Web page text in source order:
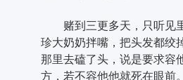
赌到三更多天，只听见
珍大奶奶拌嘴，把头发都绞
那里去磕了头，说是要求容
方，若不容他他就死在眼前